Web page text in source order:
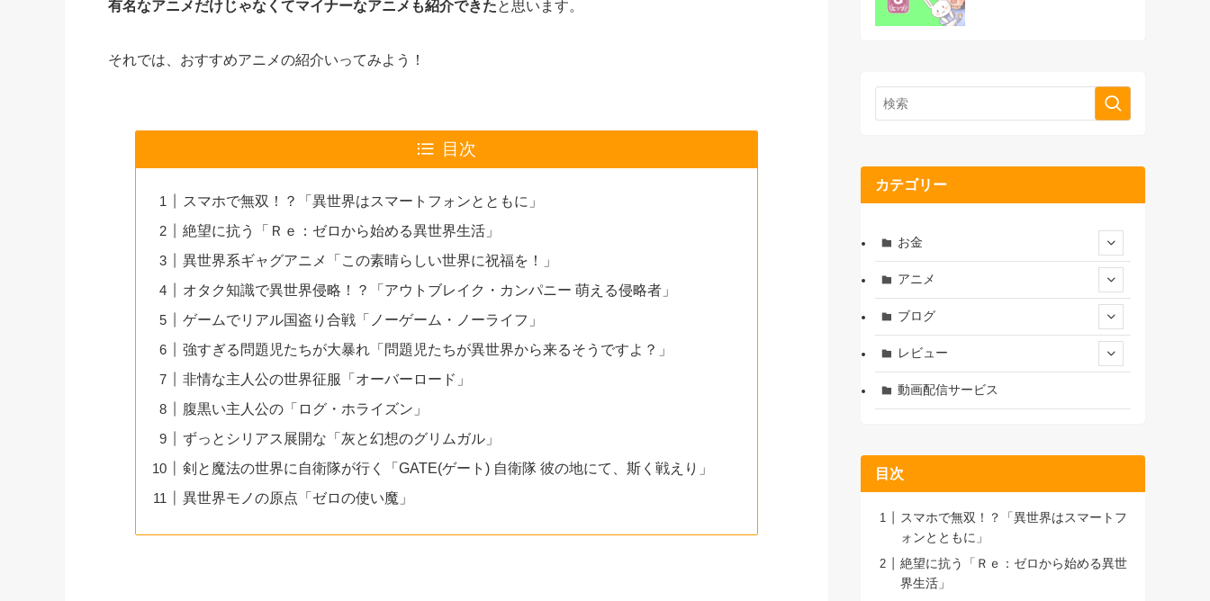
有名なアニメだけじゃなくてマイナーなアニメも紹介できたと思います。
それでは、おすすめアニメの紹介いってみよう！
目次
スマホで無双！？「異世界はスマートフォンとともに」
絶望に抗う「Ｒｅ：ゼロから始める異世界生活」
異世界系ギャグアニメ「この素晴らしい世界に祝福を！」
オタク知識で異世界侵略！？「アウトブレイク・カンパニー 萌える侵略者」
ゲームでリアル国盗り合戦「ノーゲーム・ノーライフ」
強すぎる問題児たちが大暴れ「問題児たちが異世界から来るそうですよ？」
非情な主人公の世界征服「オーバーロード」
腹黒い主人公の「ログ・ホライズン」
ずっとシリアス展開な「灰と幻想のグリムガル」
剣と魔法の世界に自衛隊が行く「GATE(ゲート) 自衛隊 彼の地にて、斯く戦えり」
異世界モノの原点「ゼロの使い魔」
カテゴリー
お金
アニメ
ブログ
レビュー
動画配信サービス
目次
スマホで無双！？「異世界はスマートフ
ォンとともに」
絶望に抗う「Ｒｅ：ゼロから始める異世
界生活」